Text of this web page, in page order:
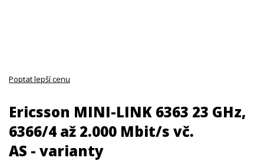
Poptat lepší cenu
Ericsson MINI-LINK 6363 23 GHz,
6366/4 až 2.000 Mbit/s vč.
AS - varianty